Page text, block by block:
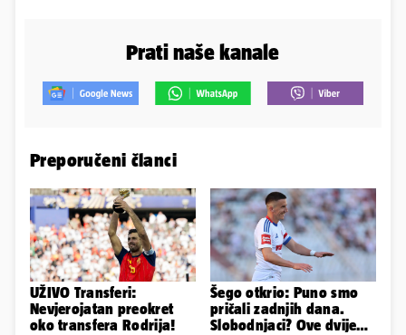
Prati naše kanale
Preporučeni članci
UŽIVO Transferi:
Nevjerojatan preokret
oko transfera Rodrija!
Šego otkrio: Puno smo
pričali zadnjih dana.
Slobodnjaci? Ove dvije